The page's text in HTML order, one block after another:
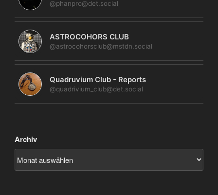
@phanpro@det.social
ASTROCOHORS CLUB
@astrocohorsclub@mstdn.social
Quadruvium Club - Reports
@quadrivium_club@det.social
Archiv